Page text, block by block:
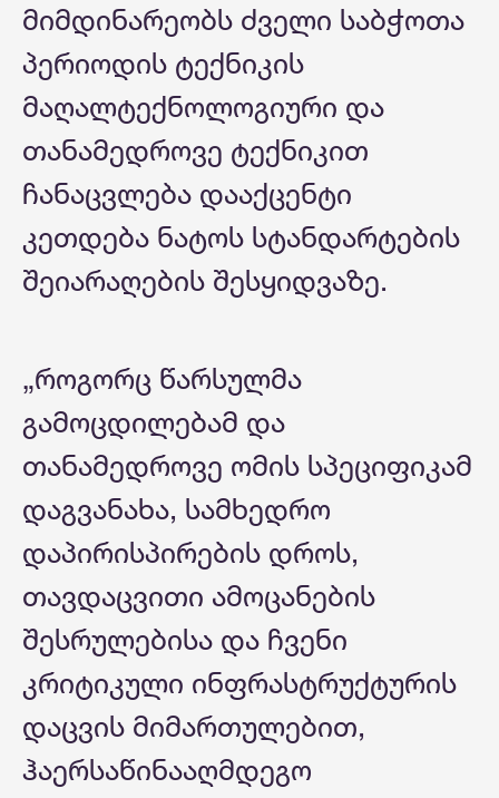
მიმდინარეობს ძველი საბჭოთა
პერიოდის ტექნიკის
მაღალტექნოლოგიური და
თანამედროვე ტექნიკით
ჩანაცვლება დააქცენტი
კეთდება ნატოს სტანდარტების
შეიარაღების შესყიდვაზე.
„როგორც წარსულმა
გამოცდილებამ და
თანამედროვე ომის სპეციფიკამ
დაგვანახა, სამხედრო
დაპირისპირების დროს,
თავდაცვითი ამოცანების
შესრულებისა და ჩვენი
კრიტიკული ინფრასტრუქტურის
დაცვის მიმართულებით,
ჰაერსაწინააღმდეგო